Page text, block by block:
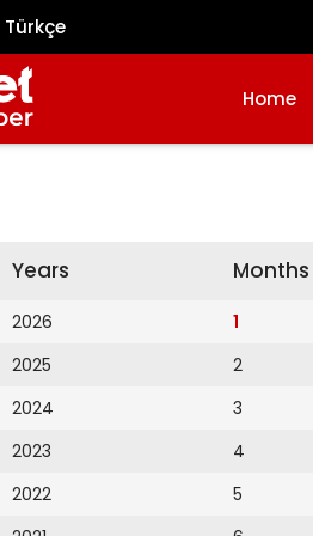
Türkçe
Home
Years
2026
2025
2024
2023
2022
Months
1
2
3
4
5